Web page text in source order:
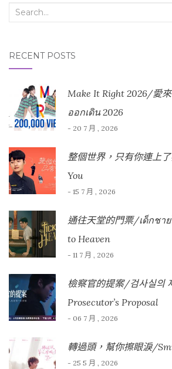
Search for:
RECENT POSTS
Make It Right 2026/愛
ออกเดิน 2026
- 20 7 月 , 2026
整個世界，只有你連上
You
- 15 7 月 , 2026
通往天堂的門票/เด็กช
to Heaven
- 11 7 月 , 2026
檢察官的提案/검사실의
Prosecutor’s Proposal
- 06 7 月 , 2026
轉過頭，幫你擦眼淚/
- 25 5 月 , 2026